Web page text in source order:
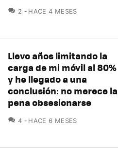
2 COMENTARIOS
HACE 4 MESES
Llevo años limitando la
carga de mi móvil al 80%
y he llegado a una
conclusión: no merece la
pena obsesionarse
4 COMENTARIOS
HACE 6 MESES